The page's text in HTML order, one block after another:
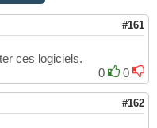
#161
ces logiciels.
0
0
#162